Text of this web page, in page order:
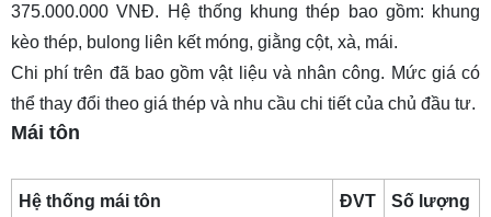
375.000.000 VNĐ. Hệ thống khung thép bao gồm: khung
kèo thép, bulong liên kết móng, giằng cột, xà, mái.
Chi phí trên đã bao gồm vật liệu và nhân công. Mức giá có
thể thay đổi theo giá thép và nhu cầu chi tiết của chủ đầu tư.
Mái tôn
Hệ thống mái tôn ĐVT Số lượng